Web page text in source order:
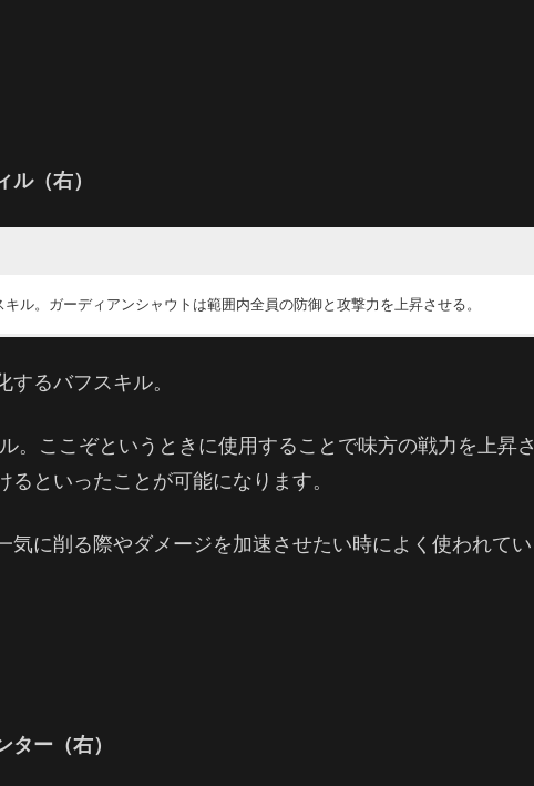
（右）
ル。ガーディアンシャウトは範囲内全員の防御と攻撃力を上昇させる。
るバフスキル。
。ここぞというときに使用することで味方の戦力を上昇さ
といったことが可能になります。
気に削る際やダメージを加速させたい時によく使われてい
ー（右）